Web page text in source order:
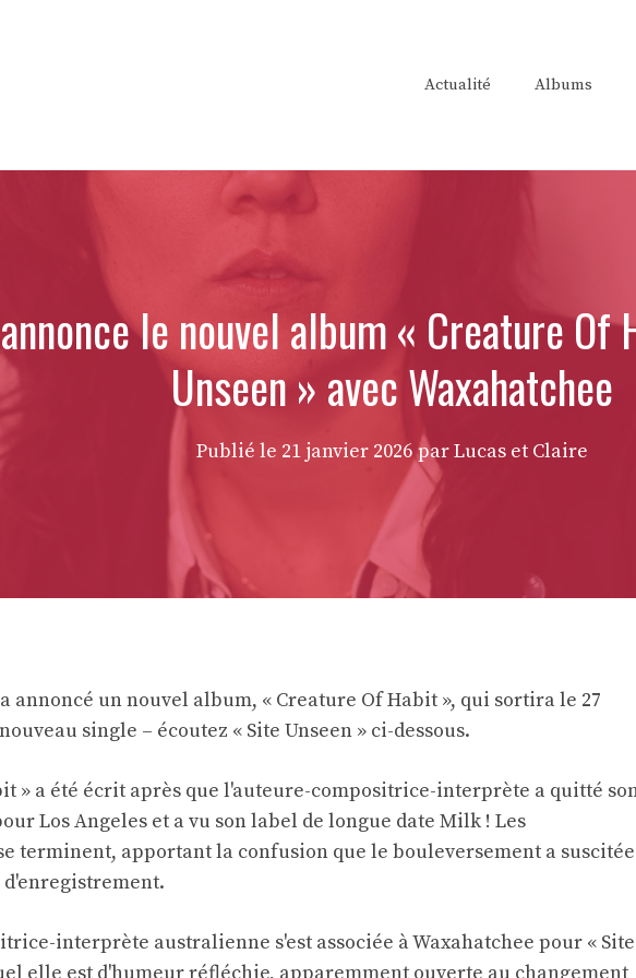
Actualité Albums
le nouvel album « Creature
Unseen » avec Waxahatchee
Publié le 21 janvier 2026 par Lucas et Claire
annoncé un nouvel album, « Creature Of Habit », qui sortira le 27
single – écoutez « Site Unseen » ci-dessous.
» a été écrit après que l'auteure-compositrice-interprète a quitté
Los Angeles et a vu son label de longue date Milk ! Les
terminent, apportant la confusion que le bouleversement a suscitée
d'enregistrement.
interprète australienne s'est associée à Waxahatchee pour « Site